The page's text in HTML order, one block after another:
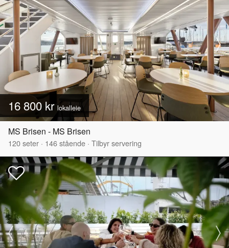
16 800 kr lokalleie
MS Brisen - MS Brisen
120seter · 146stående · Tilbyr servering